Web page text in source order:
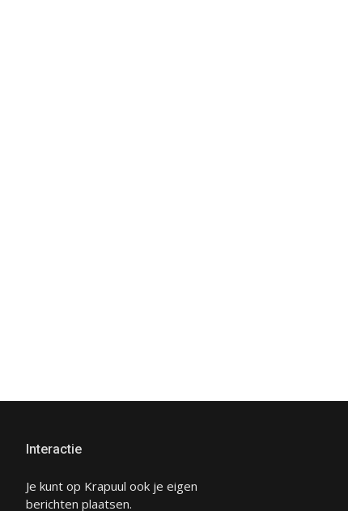
Interactie
Je kunt op Krapuul ook je eigen
berichten plaatsen.